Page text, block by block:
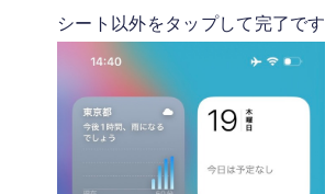
シート以外をタップして完了です